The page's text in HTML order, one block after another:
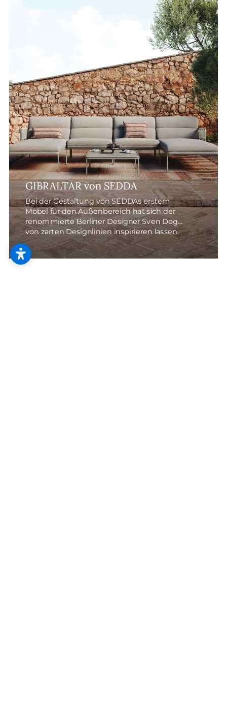
GIBRALTAR von SEDDA
Bei der Gestaltung von SEDDAs erstem
Möbel für den Außenbereich hat sich der
renommierte Berliner Designer Sven Dogs
von zarten Designlinien inspirieren lassen.